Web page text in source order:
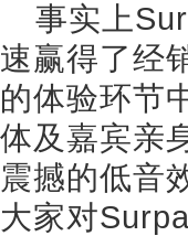
事实上
速赢得了经
的体验环节
体及嘉宾亲
震撼的低音
大家对